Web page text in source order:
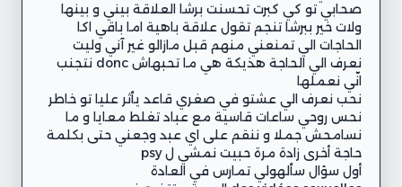
صحابي تو كي كبرت تحسنت برشا العلاقة بيني و بينها
ولات خير ببرشا تنجم تقول علاقة باهية اما باقي اكا
الحاجات الي تمنعني منهم قبل مازالو غير آني وليت
نعرف الي الحاجة هذيكة هي ما تحبهاش donc نتجنب
نحب نعرف الي عشتو في صغري قاعد يأثر عليا تو خاطر
نحس روحي ساعات قاسية مع عباد تغلط معايا و ما